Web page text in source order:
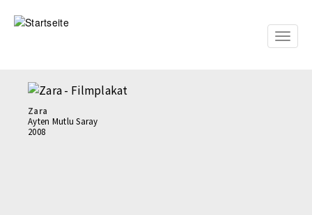
zum
Toggle
Zara
Ayten Mutlu Saray
2008